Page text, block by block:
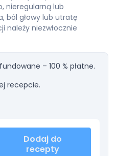
nieregularną lub
ból głowy lub utratę
należy niezwłocznie
– 100 % płatne.
recepcie.
Dodaj do
recepty